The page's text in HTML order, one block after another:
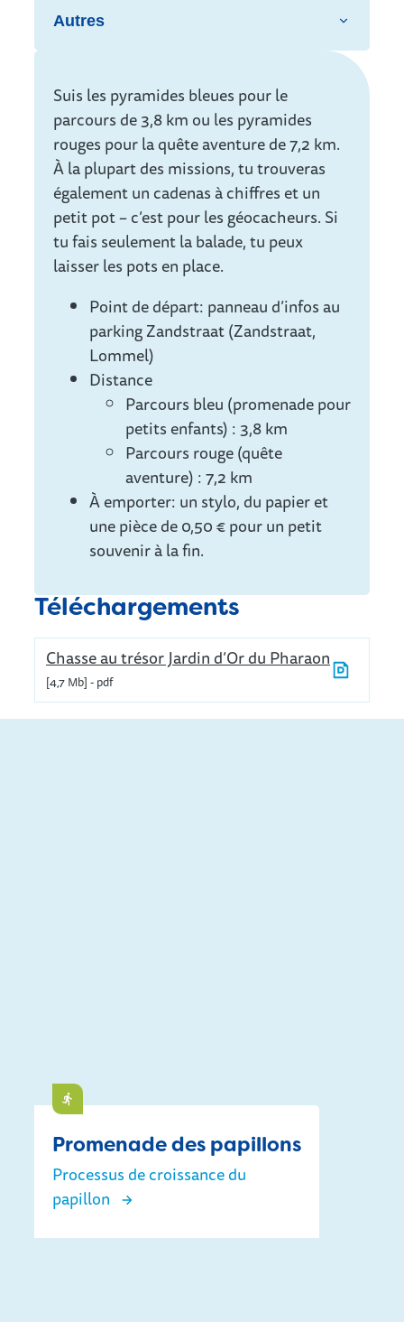
Autres
Info
Suis les pyramides bleues pour le
parcours de 3,8 km ou les pyramides
rouges pour la quête aventure de 7,2 km.
À la plupart des missions, tu trouveras
également un cadenas à chiffres et un
petit pot – c’est pour les géocacheurs. Si
tu fais seulement la balade, tu peux
laisser les pots en place.
Point de départ: panneau d’infos au
parking Zandstraat (Zandstraat,
Lommel)
Distance
Parcours bleu (promenade pour
petits enfants) : 3,8 km
Parcours rouge (quête
aventure) : 7,2 km
À emporter: un stylo, du papier et
une pièce de 0,50 € pour un petit
souvenir à la fin.
Téléchargements
Chasse au trésor Jardin d’Or du Pharaon
4,7 Mb pdf
Faire
Promenade des papillons
Processus de croissance du
papillon